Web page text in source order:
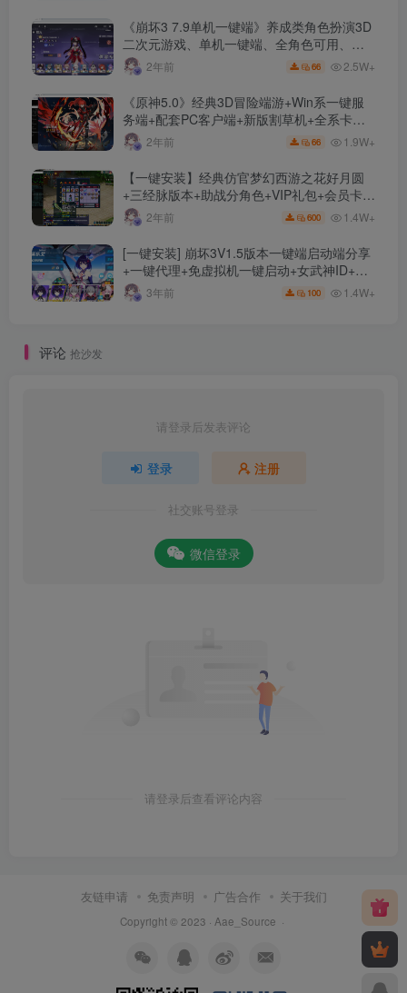
《崩坏3 7.9单机一键端》养成类角色扮演3D
二次元游戏、单机一键端、全角色可用、无
限资源、附带保姆级安装教程
2年前 66 2.5W+
《原神5.0》经典3D冒险端游+Win系一键服
务端+配套PC客户端+新版割草机+全系卡池
文件2年前 66 1.9W+
【一键安装】经典仿官梦幻西游之花好月圆
+三经脉版本+助战分角色+VIP礼包+会员卡
+剧情活动+视频搭建及其他修改资料
2年前 600 1.4W+
[一键安装] 崩坏3V1.5版本一键端启动端分享
+一键代理+免虚拟机一键启动+女武神ID+详
细指令+极简一键修改
3年前 100 1.4W+
评论 抢沙发
请登录后发表评论
登录 注册
社交账号登录
微信登录
请登录后查看评论内容
友链申请 免责声明 广告合作 关于我们
Copyright © 2023 · Aae_Source ·